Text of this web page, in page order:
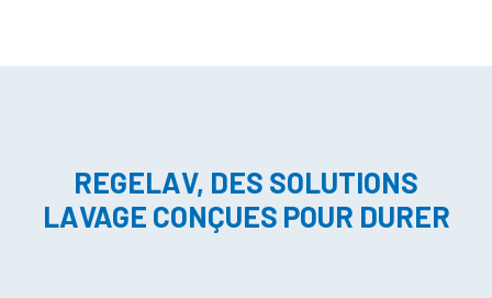
REGELAV, DES SOLUTIONS
LAVAGE CONÇUES POUR DURER